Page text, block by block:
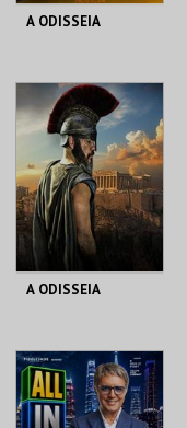
A ODISSEIA
CASA DO CINEMA
DE COIMBRA
MAIS INFO
COMPRAR
A ODISSEIA
CINE TEATRO JOÃO
VERDE